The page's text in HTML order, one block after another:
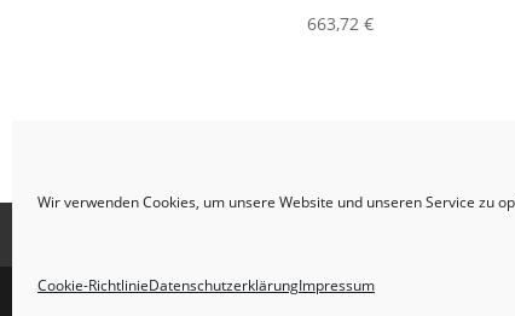
Wir verwenden Cookies, um unsere Website und unseren Service zu
Cookie-RichtlinieDatenschutzerklärungImpressum
663,72€
WHATS NEXT Marketing ©2026